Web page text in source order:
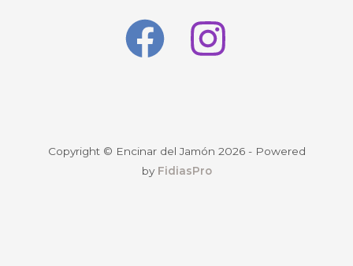
Copyright © Encinar del Jamón 2026 - Powered
by FidiasPro